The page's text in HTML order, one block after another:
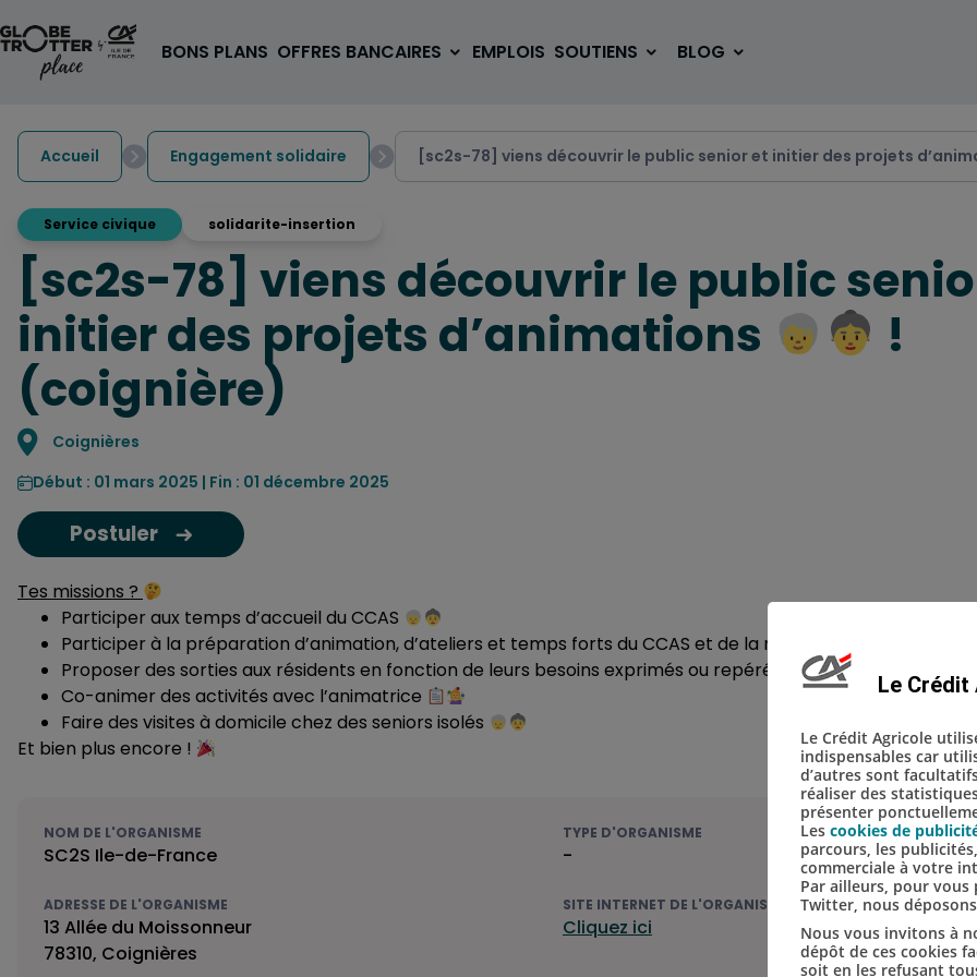
BONS PLANS OFFRES BANCAIRES EMPLOIS SOUTIENS BLOG
A PARTIR DE 3€
1 carte, 0 frais à l'étranger
pour les 18/30 ans
OUVRIR UN COMPTE
VOYAGER ÉTUDIER
Accueil Engagement solidaire [sc2s-78] viens découvrir le public senior et initier des projets
Service civique solidarite-insertion
[sc2s-78] viens découvrir le public
initier des projets d’animations
!
(coignière)
Localisation
Coignières
Début : 01 mars 2025 | Fin : 01 décembre 2025
Postuler
Tes missions ?
Participer aux temps d’accueil du CCAS
Participer à la préparation d’animation, d’ateliers et temps forts du CCAS et de la résidence autonomie
Proposer des sorties aux résidents en fonction de leurs besoins exprimés ou repérés
Co-animer des activités avec l’animatrice
Faire des visites à domicile chez des seniors isolés
Et bien plus encore !
NOM DE L'ORGANISME
SC2S Ile-de-France
TYPE D'ORGANISME
-
ADRESSE DE L'ORGANISME
13 Allée du Moissonneur
78310, Coignières
SITE INTERNET DE L'ORGANISME
Cliquez ici
Le
Le Crédit Agricole
indispensables car
d’autres sont
réaliser des
présenter
Les cookies de
parcours, les
commerciale à votre
Par ailleurs, pour
Twitter, nous
Nous vous invitons à
dépôt de ces cookies
soit en les refusant